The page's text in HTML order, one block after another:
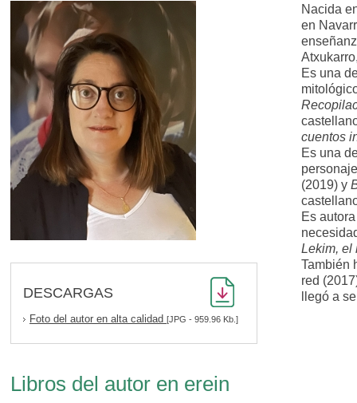
DESCARGAS
Foto del autor en alta calidad [JPG - 959.96 Kb.]
Nacida
en
Es una
cuentos
Es una
(2019) y
Es
Lekim, el
También
red
llegó a
Libros del autor en erein